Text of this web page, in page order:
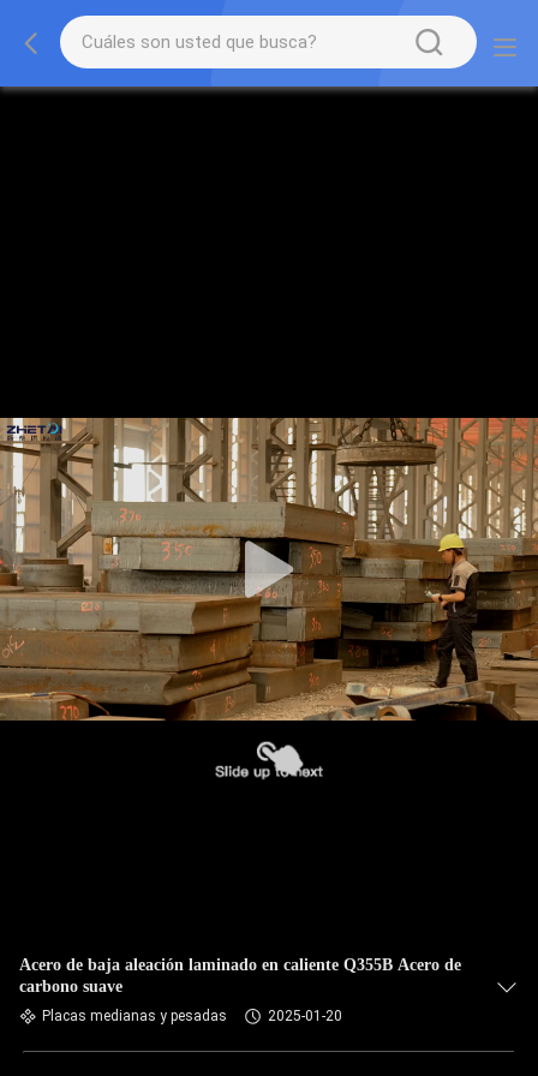
Acero de baja aleación laminado en caliente Q355B Acero de
carbono suave
Placas medianas y pesadas 2025-01-20